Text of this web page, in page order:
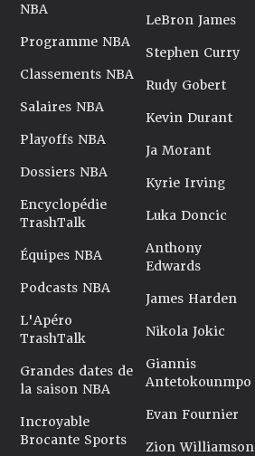
NBA
Programme NBA
Classements NBA
Salaires NBA
Playoffs NBA
Dossiers NBA
Encyclopédie
TrashTalk
Équipes NBA
Podcasts NBA
L'Apéro
TrashTalk
Grandes dates de
la saison NBA
Incroyable
Brocante Sports
LeBron James
Stephen Curry
Rudy Gobert
Kevin Durant
Ja Morant
Kyrie Irving
Luka Doncic
Anthony
Edwards
James Harden
Nikola Jokic
Giannis
Antetokounmpo
Evan Fournier
Zion Williamson